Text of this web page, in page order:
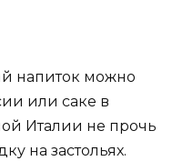
напиток можно
или саке в
Италии не прочь
на застольях.